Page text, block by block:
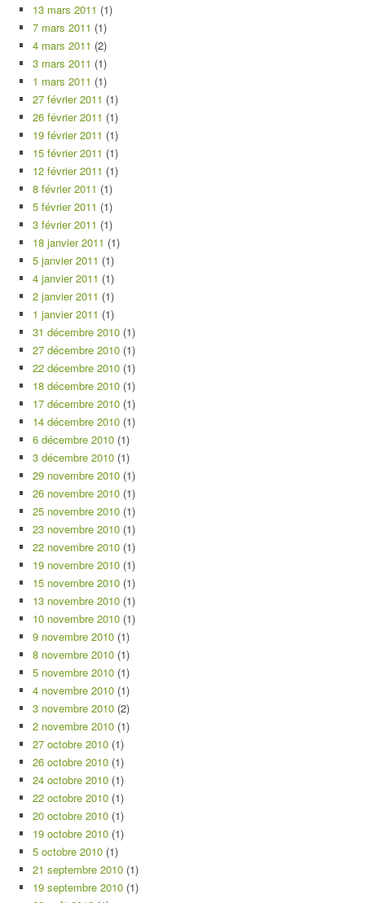
13 mars 2011 (1)
7 mars 2011 (1)
4 mars 2011 (2)
3 mars 2011 (1)
1 mars 2011 (1)
27 février 2011 (1)
26 février 2011 (1)
19 février 2011 (1)
15 février 2011 (1)
12 février 2011 (1)
8 février 2011 (1)
5 février 2011 (1)
3 février 2011 (1)
18 janvier 2011 (1)
5 janvier 2011 (1)
4 janvier 2011 (1)
2 janvier 2011 (1)
1 janvier 2011 (1)
31 décembre 2010 (1)
27 décembre 2010 (1)
22 décembre 2010 (1)
18 décembre 2010 (1)
17 décembre 2010 (1)
14 décembre 2010 (1)
6 décembre 2010 (1)
3 décembre 2010 (1)
29 novembre 2010 (1)
26 novembre 2010 (1)
25 novembre 2010 (1)
23 novembre 2010 (1)
22 novembre 2010 (1)
19 novembre 2010 (1)
15 novembre 2010 (1)
13 novembre 2010 (1)
10 novembre 2010 (1)
9 novembre 2010 (1)
8 novembre 2010 (1)
5 novembre 2010 (1)
4 novembre 2010 (1)
3 novembre 2010 (2)
2 novembre 2010 (1)
27 octobre 2010 (1)
26 octobre 2010 (1)
24 octobre 2010 (1)
22 octobre 2010 (1)
20 octobre 2010 (1)
19 octobre 2010 (1)
5 octobre 2010 (1)
21 septembre 2010 (1)
19 septembre 2010 (1)